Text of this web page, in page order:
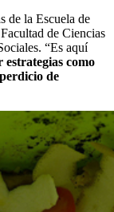
de la Escuela de
de Ciencias
“Es aquí
estrategias como
de